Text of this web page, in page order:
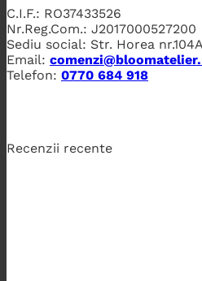
C.I.F.: RO37433526
Nr.Reg.Com.: J2017000527200
Sediu social: Str. Horea
Email:
Telefon: 0770 684 918
Recenzii recente